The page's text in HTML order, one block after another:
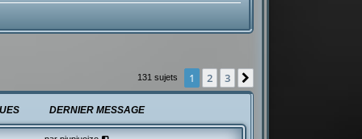
131 sujets 1 2 3
DERNIER MESSAGE